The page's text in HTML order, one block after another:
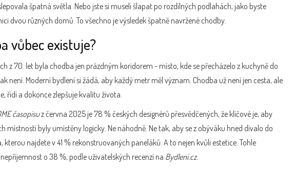
špatná světla. Nebo jste si museli šlapat po rozdílných podlahách, jako byste
dvou různých domů. To všechno je výsledek špatně navržené chodby.
vůbec existuje?
z 70. let byla chodba jen prázdným koridorem - místo, kde se přecházelo z kuchyně do
není. Moderní bydlení si žádá, aby každý metr měl význam. Chodba už není jen cesta, ale
řídí a dokonce zlepšuje kvalitu života.
časopisuz června 2025 je 78 % českých designérů přesvědčených, že klíčové je, aby
místností byly umístěny logicky. Ne náhodně. Ne tak, aby se z obýváku hned dívalo do
kterou najdete v 41 % rekonstruovaných paneláků. A to nejen kvůli estetice. Tohle
o 38 %, podle uživatelských recenzí na Bydleni.cz.